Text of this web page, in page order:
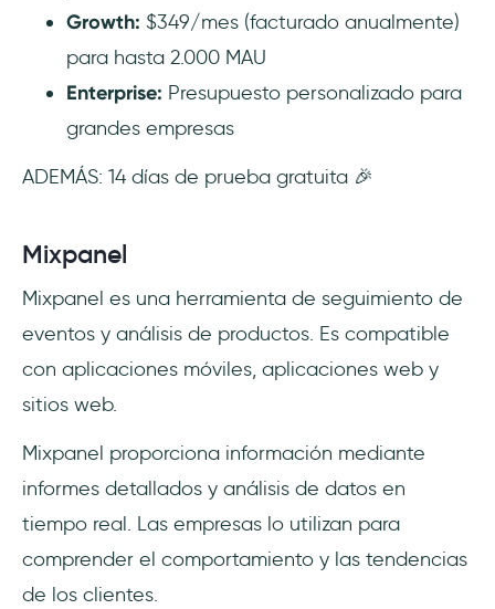
Growth: $349/mes (facturado anualmente)
para hasta 2.000 MAU
Enterprise: Presupuesto personalizado para
grandes empresas
ADEMÁS: 14 días de prueba gratuita 🎉
Mixpanel
Mixpanel es una herramienta de seguimiento de
eventos y análisis de productos. Es compatible
con aplicaciones móviles, aplicaciones web y
sitios web.
Mixpanel proporciona información mediante
informes detallados y análisis de datos en
tiempo real. Las empresas lo utilizan para
comprender el comportamiento y las tendencias
de los clientes.